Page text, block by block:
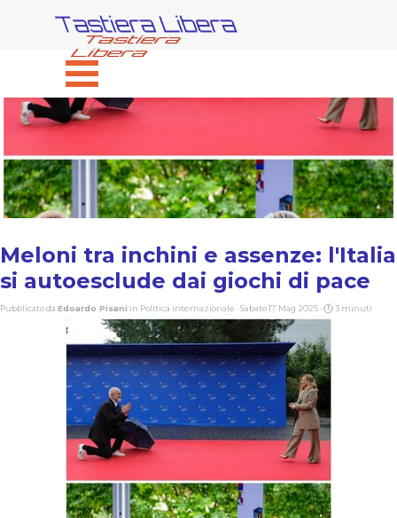
Tastiera Libera
Salta menù
Meloni tra inchini e assenze: l'Italia
si autoesclude dai giochi di pace
Pubblicato da Edoardo Pisani in Politica internazionale · Sabato 17 Mag 2025 · 3 minuti